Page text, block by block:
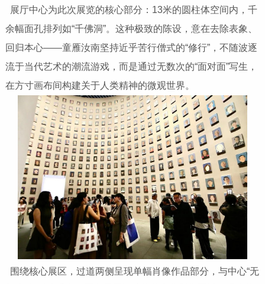
展厅中心为此次展览的核心部分：13米的圆柱体空间内，千
余幅面孔排列如“千佛洞”。这种极致的陈设，意在去除表象、
回归本心——童雁汝南坚持近乎苦行僧式的“修行”，不随波逐
流于当代艺术的潮流游戏，而是通过无数次的“面对面”写生，
在方寸画布间构建关于人类精神的微观世界。
围绕核心展区，过道两侧呈现单幅肖像作品部分，与中心“无